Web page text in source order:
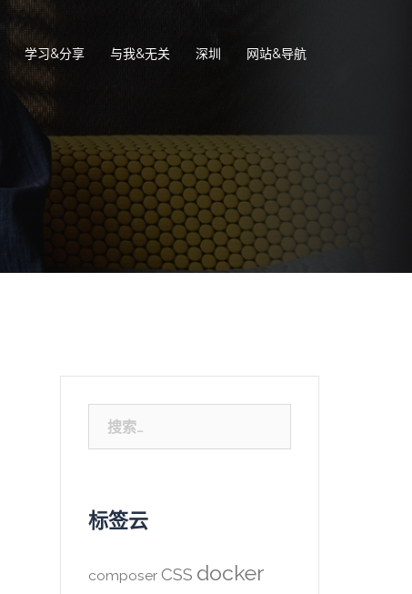
学习&分享 与我&无关 深圳 网站&导航
索：
标签云
composer CSS docker